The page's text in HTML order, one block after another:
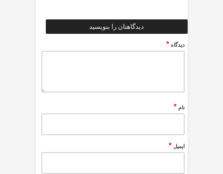
دیدگاهتان را بنویسید
دیدگاه*
نام*
ایمیل*